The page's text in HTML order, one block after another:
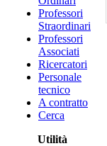
Professori
Straordinari
Professori
Associati
Ricercatori
Personale
tecnico
A contratto
Cerca
Utilità